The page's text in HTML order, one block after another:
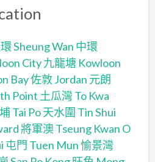
環 Sheung Wan 中環
City九龍塘 Kowloon
Bay佐敦 Jordan 元朗
Point 土瓜灣 To Kwa
Tai Po天水圍 Tin Shui
將軍澳 Tseung Kwan O
屯門 Tuen Mun愉景灣